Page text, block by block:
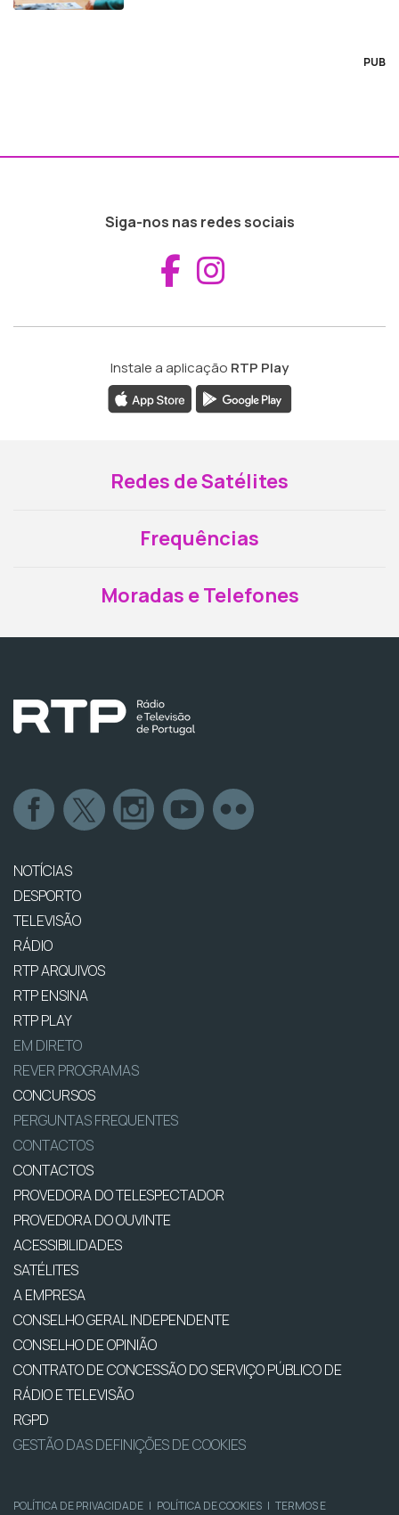
PUB
Siga-nos nas redes sociais
Aceder ao
Instale a aplicação RTP Play
Redes de Satélites
Frequências
Moradas e Telefones
NOTÍCIAS
DESPORTO
TELEVISÃO
RÁDIO
RTP ARQUIVOS
RTP ENSINA
RTP PLAY
EM DIRETO
REVER PROGRAMAS
CONCURSOS
PERGUNTAS FREQUENTES
CONTACTOS
CONTACTOS
PROVEDORA DO TELESPECTADOR
PROVEDORA DO OUVINTE
ACESSIBILIDADES
SATÉLITES
A EMPRESA
CONSELHO GERAL INDEPENDENTE
CONSELHO DE OPINIÃO
CONTRATO DE CONCESSÃO DO SERVIÇO PÚBLICO DE
RÁDIO E TELEVISÃO
RGPD
GESTÃO DAS DEFINIÇÕES DE COOKIES
POLÍTICA DE PRIVACIDADE | POLÍTICA DE COOKIES | TERMOS E